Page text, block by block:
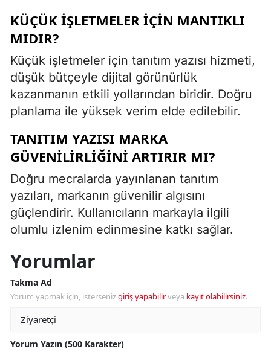
KÜÇÜK IŞLETMELER IÇIN MANTIKLI
MIDIR?
Küçük işletmeler için tanıtım yazısı hizmeti,
düşük bütçeyle dijital görünürlük
kazanmanın etkili yollarından biridir. Doğru
planlama ile yüksek verim elde edilebilir.
TANITIM YAZISI MARKA
GÜVENILIRLIĞINI ARTIRIR MI?
Doğru mecralarda yayınlanan tanıtım
yazıları, markanın güvenilir algısını
güçlendirir. Kullanıcıların markayla ilgili
olumlu izlenim edinmesine katkı sağlar.
Yorumlar
Takma Ad
Yorum yapmak için, istersenizgiriş yapabilirveya kayıt olabilirsiniz.
Yorum Yazın (500 Karakter)